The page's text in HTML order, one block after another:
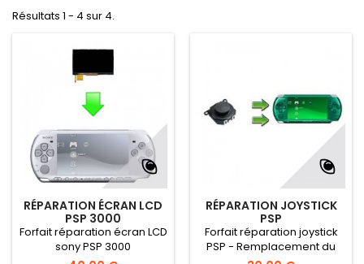
Résultats 1 - 4 sur 4.
RÉPARATION ÉCRAN LCD
PSP 3000
Forfait réparation écran LCD
sony PSP 3000
RÉPARATION JOYSTICK
PSP
Forfait réparation joystick
PSP - Remplacement du